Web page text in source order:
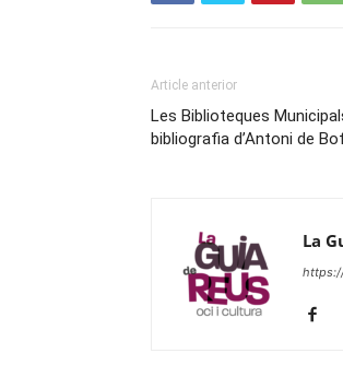
Article anterior
Les Biblioteques
bibliografia d’Antoni de
La